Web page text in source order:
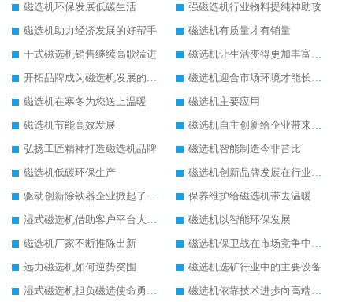
磁选机环保发展低碳生活
强磁选机行业物料提纯神助攻
磁选机助力经济发展的好帮手
磁选机有质量才有销量
干式磁选机销售继续高歌猛进
磁选机让生活变得更加丰富多彩
开拓品牌成为磁选机发展的有效武器
磁选机迎合市场环境才能长远发展
磁选机在寒冬为您送上温暖
磁选机主要应用
磁选机节能高效发展
磁选机自主创新给企业带来了阳光
弘扬工匠精神打造磁选机品牌
磁选机智能制造今非昔比
磁选机低碳环保生产
磁选机创新品牌发展在行业的顶端
驱动创新除铁器企业掀起了发展风暴
保养维护给磁选机带去温暖
湿式磁选机借助客户平台大放异彩
磁选机以智能环保发展
磁选机厂家不断推陈出新
磁选机保卫战在市场竞争中打响
远力磁选机如何逆势突围
磁选机选矿行业中的主要设备
湿式磁选机担负磁选使命勇往直前
磁选机依靠技术进步向高端转型